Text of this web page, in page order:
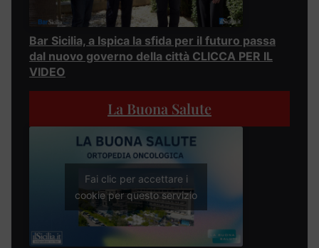
Bar Sicilia, a Ispica la sfida per il futuro passa
dal nuovo governo della città CLICCA PER IL
VIDEO
La Buona Salute
Fai clic per accettare i
cookie per questo servizio